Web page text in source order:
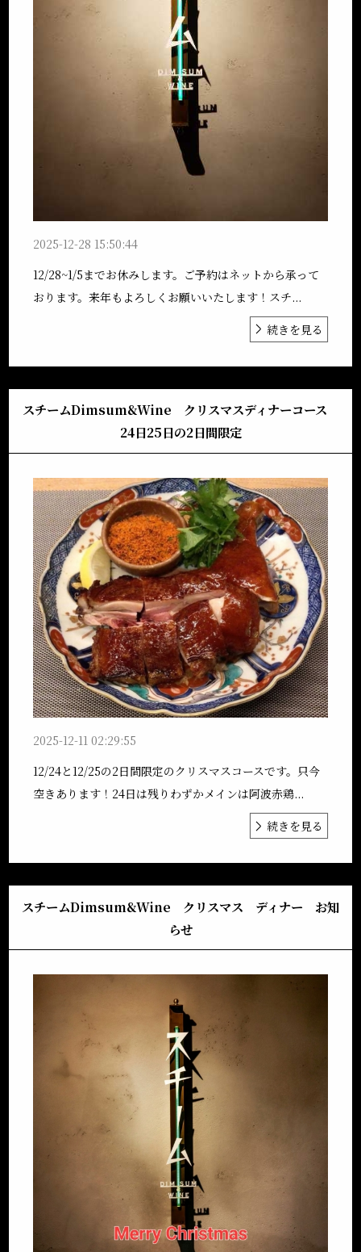
2025-12-28 15:50:44
12/28~1/5までお休みします。ご予約はネットから承って
おります。来年もよろしくお願いいたします！スチ...
続きを見る
スチームDimsum&Wine クリスマスディナーコース
24日25日の2日間限定
2025-12-11 02:29:55
12/24と12/25の2日間限定のクリスマスコースです。只今
空きあります！24日は残りわずかメインは阿波赤鶏...
続きを見る
スチームDimsum&Wine クリスマス ディナー お知
らせ